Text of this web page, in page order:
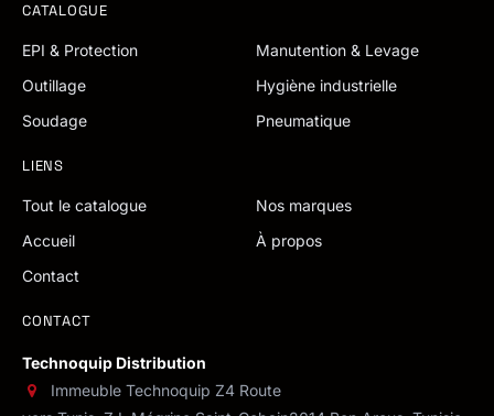
CATALOGUE
EPI & Protection
Manutention & Levage
Outillage
Hygiène industrielle
Soudage
Pneumatique
LIENS
Tout le catalogue
Nos marques
Accueil
À propos
Contact
CONTACT
Technoquip Distribution
Immeuble Technoquip Z4 Route